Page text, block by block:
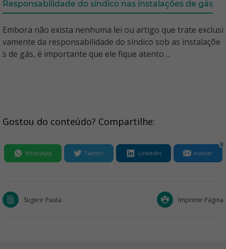
Responsabilidade do síndico nas instalações de gás
Embora não exista nenhuma lei ou artigo que trate exclusi
vamente da responsabilidade do síndico sob as instalaçõe
s de gás, é importante que ele fique atento ...
Gostou do conteúdo? Compartilhe:
WhatsApp Twitter LinkedIn Indicar
0
Sugerir Pauta Imprimir Página